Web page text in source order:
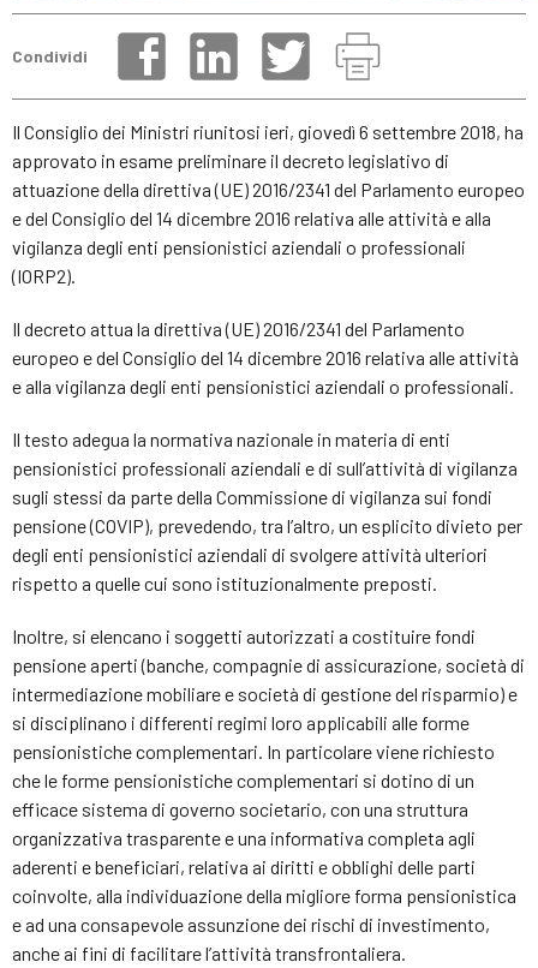
Condividi
Il Consiglio dei Ministri riunitosi ieri, giovedì 6 settembre 2018, ha
approvato in esame preliminare il decreto legislativo di
attuazione della direttiva (UE) 2016/2341 del Parlamento europeo
e del Consiglio del 14 dicembre 2016 relativa alle attività e alla
vigilanza degli enti pensionistici aziendali o professionali
(IORP2).
Il decreto attua la direttiva (UE) 2016/2341 del Parlamento
europeo e del Consiglio del 14 dicembre 2016 relativa alle attività
e alla vigilanza degli enti pensionistici aziendali o professionali.
Il testo adegua la normativa nazionale in materia di enti
pensionistici professionali aziendali e di sull’attività di vigilanza
sugli stessi da parte della Commissione di vigilanza sui fondi
pensione (COVIP), prevedendo, tra l’altro, un esplicito divieto per
degli enti pensionistici aziendali di svolgere attività ulteriori
rispetto a quelle cui sono istituzionalmente preposti.
Inoltre, si elencano i soggetti autorizzati a costituire fondi
pensione aperti (banche, compagnie di assicurazione, società di
intermediazione mobiliare e società di gestione del risparmio) e
si disciplinano i differenti regimi loro applicabili alle forme
pensionistiche complementari. In particolare viene richiesto
che le forme pensionistiche complementari si dotino di un
efficace sistema di governo societario, con una struttura
organizzativa trasparente e una informativa completa agli
aderenti e beneficiari, relativa ai diritti e obblighi delle parti
coinvolte, alla individuazione della migliore forma pensionistica
e ad una consapevole assunzione dei rischi di investimento,
anche ai fini di facilitare l’attività transfrontaliera.